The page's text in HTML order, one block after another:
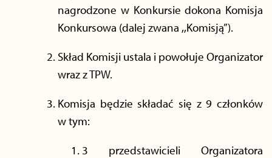
nagrodzone w Konkursie dokona Komisja
Konkursowa (dalej zwana ,,Komisją”).
Skład Komisji ustala i powołuje Organizator
wraz z TPW.
Komisja będzie składać się z 9 członków
w tym:
3 przedstawicieli Organizatora